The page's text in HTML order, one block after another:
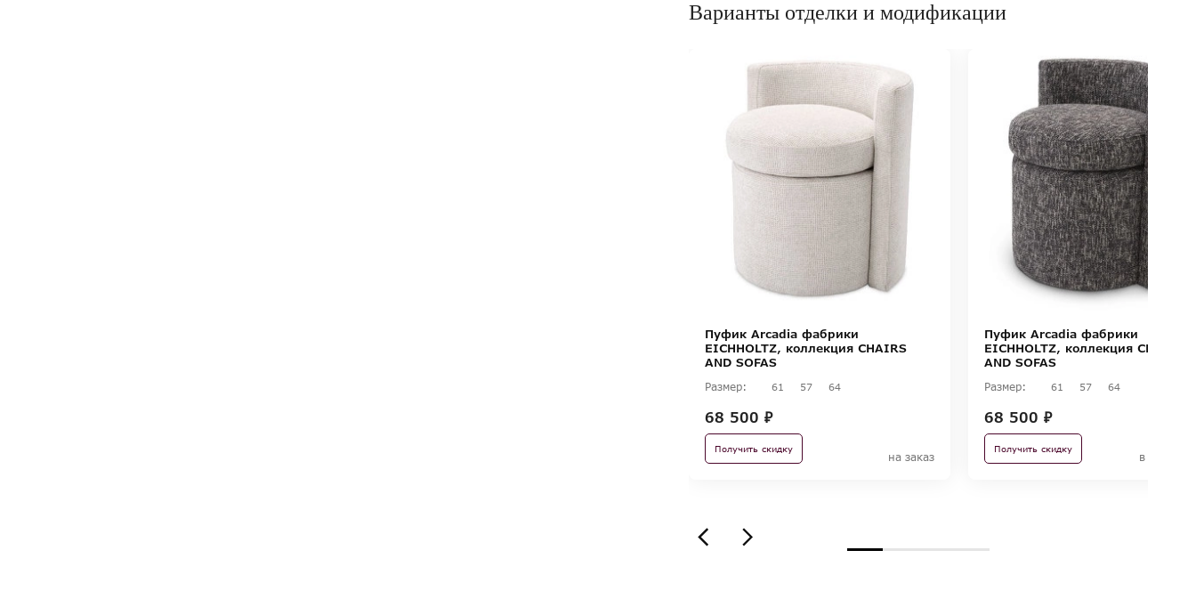
Варианты отделки и модификации
Пуфик Arcadia фабрики
EICHHOLTZ, коллекция CHAIRS
AND SOFAS
Размер: 61 57 64
68 500 ₽
Получить скидку
на заказ
Пуфик Arcadia фабрики
EICHHOLTZ, коллекция CHAIRS
AND SOFAS
Размер: 61 57 64
68 500 ₽
Получить скидку
в наличии